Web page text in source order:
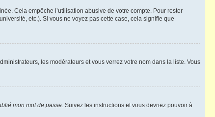
Cela empêche l’utilisation abusive de votre compte. Pour rester
etc.). Si vous ne voyez pas cette case, cela signifie que
les modérateurs et vous verrez votre nom dans la liste. Vous
mon mot de passe. Suivez les instructions et vous devriez pouvoir à